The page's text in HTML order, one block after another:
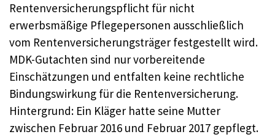
Rentenversicherungspflicht für nicht
erwerbsmäßige Pflegepersonen ausschließlich
vom Rentenversicherungsträger festgestellt wird.
MDK-Gutachten sind nur vorbereitende
Einschätzungen und entfalten keine rechtliche
Bindungswirkung für die Rentenversicherung.
Hintergrund: Ein Kläger hatte seine Mutter
zwischen Februar 2016 und Februar 2017 gepflegt.